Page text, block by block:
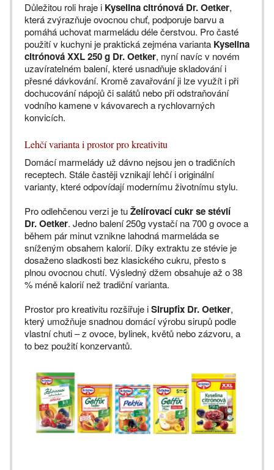
Důležitou roli hraje i Kyselina citrónová Dr. Oetker,
která zvýrazňuje ovocnou chuť, podporuje barvu a
pomáhá uchovat marmeládu déle čerstvou. Pro časté
použití v kuchyni je praktická zejména varianta Kyselina
citrónová XXL 250 g Dr. Oetker, nyní navíc v novém
uzavíratelném balení, které usnadňuje skladování i
přesné dávkování. Kromě zavařování ji lze využít i při
dochucování nápojů či salátů nebo při odstraňování
vodního kamene v kávovarech a rychlovarných
konvicích.
Lehčí varianta i prostor pro kreativitu
Domácí marmelády už dávno nejsou jen o tradičních
receptech. Stále častěji vznikají lehčí i originální
varianty, které odpovídají modernímu životnímu stylu.
Pro odlehčenou verzi je tuŽelírovací cukr se stévií
Dr. Oetker. Jedno balení 250g vystačí na 700 g ovoce a
během pár minut vznikne lahodná marmeláda se
sníženým obsahem kalorií. Díky extraktu ze stévie je
dosaženo sladkosti bez klasického cukru, přesto s
plnou ovocnou chutí. Výsledný džem obsahuje až o 38
% méně kalorií než tradiční varianta.
Prostor pro kreativitu rozšiřuje iSirupfix Dr. Oetker,
který umožňuje snadnou domácí výrobu sirupů podle
vlastní chuti – z ovoce, bylinek, květů nebo zázvoru, a
to bez použití konzervantů.